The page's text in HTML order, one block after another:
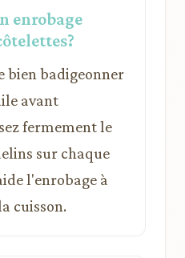
enrobage
bien badigeonner
avant
fermement le
sur chaque
l'enrobage à
cuisson.